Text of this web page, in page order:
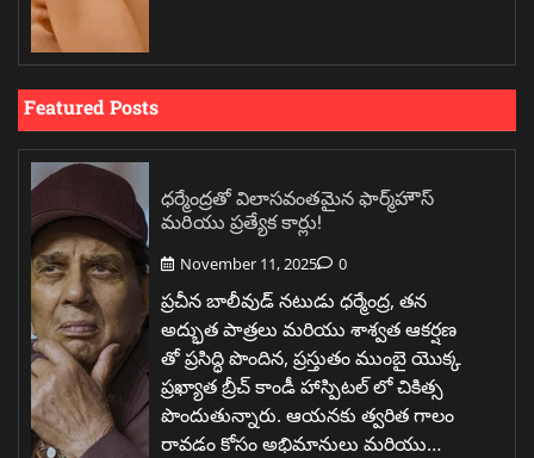
Featured Posts
ధర్మేంద్రతో విలాసవంతమైన ఫార్మ్‌హౌస్
మరియు ప్రత్యేక కార్లు!
November 11, 2025 0
ప్రచీన బాలీవుడ్ నటుడు ధర్మేంద్ర, తన
అద్భుత పాత్రలు మరియు శాశ్వత ఆకర్షణ
తో ప్రసిద్ధి పొందిన, ప్రస్తుతం ముంబై యొక్క
ప్రఖ్యాత బ్రీచ్ కాండీ హాస్పిటల్ లో చికిత్స
పొందుతున్నారు. ఆయనకు త్వరిత గాలం
రావడం కోసం అభిమానులు మరియు…